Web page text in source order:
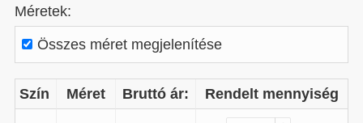
Méretek:
Összes méret megjelenítése
Szín Méret Bruttó ár: Rendelt mennyiség